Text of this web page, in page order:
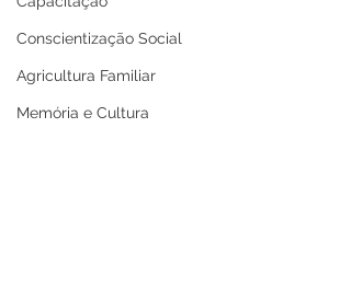
Conscientização Social
Agricultura Familiar
Memória e Cultura